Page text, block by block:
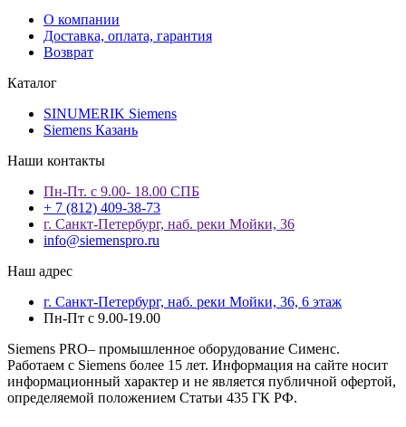
О компании
Доставка, оплата, гарантия
Возврат
Каталог
SINUMERIK Siemens
Siemens Казань
Наши контакты
Пн-Пт. с 9.00- 18.00 СПБ
+ 7 (812) 409-38-73
г. Санкт-Петербург, наб. реки Мойки, 36
info@siemenspro.ru
Наш адрес
г. Санкт-Петербург, наб. реки Мойки, 36, 6 этаж
Пн-Пт с 9.00-19.00
Siemens PRO– промышленное оборудование Сименс.
Работаем с Siemens более 15 лет. Информация на сайте носит
информационный характер и не является публичной офертой,
определяемой положением Статьи 435 ГК РФ.